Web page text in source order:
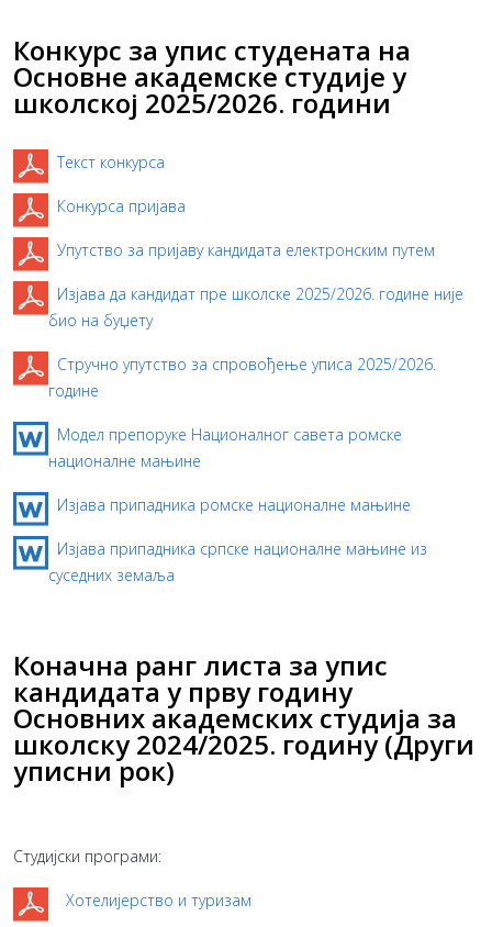
Конкурс за упис студената на
Основне академске студије у
школској 2025/2026. години
Текст конкурса
Конкурса пријава
Упутство за пријаву кандидата електронским путем
Изјава да кандидат пре школске 2025/2026. године није
био на буџету
Стручно упутство за спровођење уписа 2025/2026.
године
Модел препоруке Националног савета ромске
националне мањине
Изјава припадника ромске националне мањине
Изјава припадника српске националне мањине из
суседних земаља
Коначна ранг листа за упис
кандидата у прву годину
Основних академских студија за
школску 2024/2025. годину (Други
уписни рок)
Студијски програми:
Хотелијерство и туризам